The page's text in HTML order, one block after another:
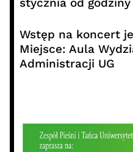
Wstęp na koncert
Miejsce: Aula
Administracji UG